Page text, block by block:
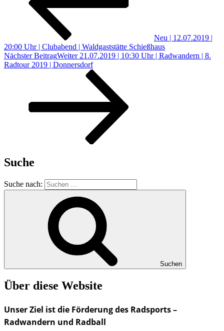
Neu | 12.07.2019 |
20:00 Uhr | Clubabend | Waldgaststätte Schießhaus
Nächster BeitragWeiter 21.07.2019 | 10:30 Uhr | Radwandern | 8.
Radtour 2019 | Donnersdorf
Suche
Suche nach:
Suchen
Über diese Website
Unser Ziel ist die Förderung des Radsports –
Radwandern und Radball